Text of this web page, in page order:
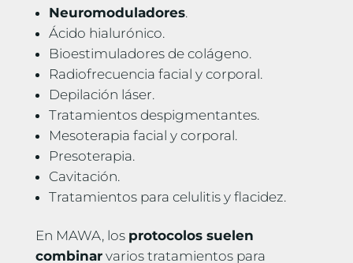
Neuromoduladores.
Ácido hialurónico.
Bioestimuladores de colágeno.
Radiofrecuencia facial y corporal.
Depilación láser.
Tratamientos despigmentantes.
Mesoterapia facial y corporal.
Presoterapia.
Cavitación.
Tratamientos para celulitis y flacidez.
En MAWA, los protocolos suelen
combinarvarios tratamientos para